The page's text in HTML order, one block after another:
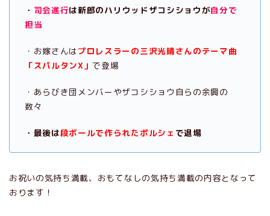
・ 司会進行は新郎のハリウッドザコシショウが自分で
担当
・お嫁さんは プロレスラーの三沢光晴さんのテーマ曲
「スパルタンX」 で登場
・あらびき団メンバーやザコシショウ自らの余興の
数々
・最後は段ボールで作られたポルシェ で退場
お祝いの気持ち満載、おもてなしの気持ち満載の内容となって
おります！